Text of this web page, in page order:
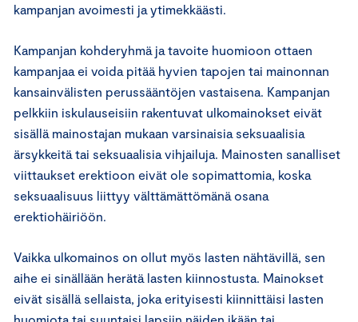
kampanjan avoimesti ja ytimekkäästi.
Kampanjan kohderyhmä ja tavoite huomioon ottaen
kampanjaa ei voida pitää hyvien tapojen tai mainonnan
kansainvälisten perussääntöjen vastaisena. Kampanjan
pelkkiin iskulauseisiin rakentuvat ulkomainokset eivät
sisällä mainostajan mukaan varsinaisia seksuaalisia
ärsykkeitä tai seksuaalisia vihjailuja. Mainosten sanalliset
viittaukset erektioon eivät ole sopimattomia, koska
seksuaalisuus liittyy välttämättömänä osana
erektiohäiriöön.
Vaikka ulkomainos on ollut myös lasten nähtävillä, sen
aihe ei sinällään herätä lasten kiinnostusta. Mainokset
eivät sisällä sellaista, joka erityisesti kiinnittäisi lasten